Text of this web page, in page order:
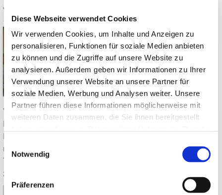
Diese Webseite verwendet Cookies
Wir verwenden Cookies, um Inhalte und Anzeigen zu
personalisieren, Funktionen für soziale Medien anbieten
zu können und die Zugriffe auf unsere Website zu
analysieren. Außerdem geben wir Informationen zu Ihrer
Verwendung unserer Website an unsere Partner für
soziale Medien, Werbung und Analysen weiter. Unsere
Partner führen diese Informationen möglicherweise mit
weiteren Daten zusammen, die Sie ihnen bereitgestellt
Notwendig
Präferenzen
Von: JapanweltBlog
14:00
0 Kommentare
Was macht japanisches
Design so besonders? 7
Prinzipien, Japandi,
natürliche Materialien und
Tipps für ein ruhiges,
zeitloses Interieur ➤
14:00
0 Kommentare
Garten? Ahorn, Bambus,
Moos, Kiefer, Azalee & Co.
– mit Standorttipps und
winterharten Arten für Dtl.